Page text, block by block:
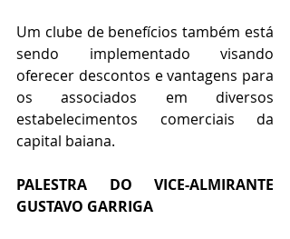
Um clube de benefícios também está
sendo implementado visando
oferecer descontos e vantagens para
os associados em diversos
estabelecimentos comerciais da
capital baiana.
PALESTRA DO VICE-ALMIRANTE
GUSTAVO GARRIGA